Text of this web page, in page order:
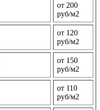
от 200
руб/м2
от 120
руб/м2
от 150
руб/м2
от 110
руб/м2